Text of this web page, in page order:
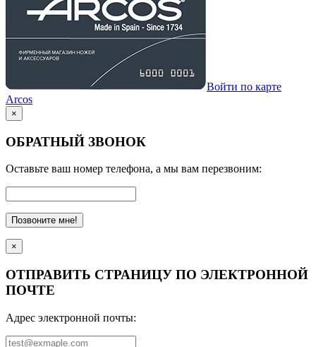
Войти по карте
Arcos
×
ОБРАТНЫЙ ЗВОНОК
Оставьте ваш номер телефона, а мы вам перезвоним:
Позвоните мне!
×
ОТПРАВИТЬ СТРАНИЦУ ПО ЭЛЕКТРОННОЙ
ПОЧТЕ
Адрес электронной почты: